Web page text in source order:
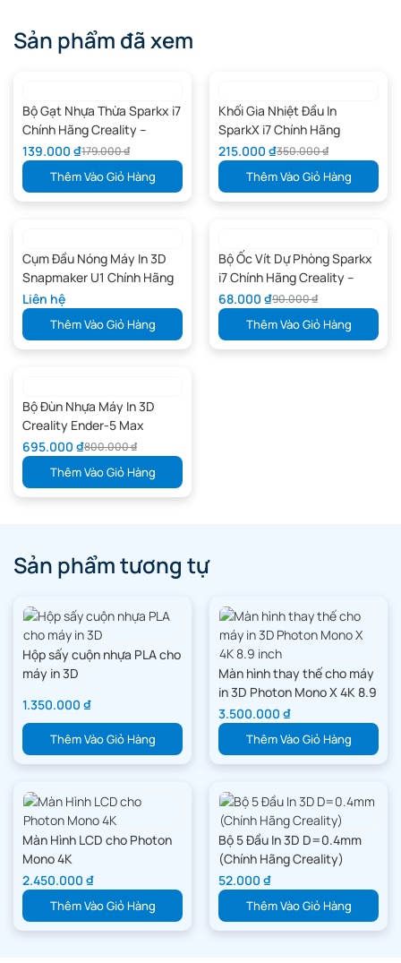
Sản phẩm đã xem
Bộ Gạt Nhựa Thừa Sparkx i7
Chính Hãng Creality –
4004010308179.000₫
139.000 ₫
Thêm Vào Giỏ Hàng
Khối Gia Nhiệt Đầu In
SparkX i7 Chính Hãng
Creality – 4004060038
350.000₫
215.000 ₫
Thêm Vào Giỏ Hàng
Cụm Đầu Nóng Máy In 3D
Snapmaker U1 Chính Hãng
Liên hệ
Thêm Vào Giỏ Hàng
Bộ Ốc Vít Dự Phòng Sparkx
i7 Chính Hãng Creality –
4006020034
90.000₫
68.000 ₫
Thêm Vào Giỏ Hàng
Bộ Đùn Nhựa Máy In 3D
Creality Ender-5 Max
800.000₫
695.000 ₫
Thêm Vào Giỏ Hàng
Sản phẩm tương tự
Hộp sấy cuộn nhựa PLA cho
máy in 3D
1.350.000 ₫
Thêm Vào Giỏ Hàng
Màn hình thay thế cho máy
in 3D Photon Mono X 4K 8.9
inch
3.500.000 ₫
Thêm Vào Giỏ Hàng
Màn Hình LCD cho Photon
Mono 4K
2.450.000 ₫
Thêm Vào Giỏ Hàng
Bộ 5 Đầu In 3D D=0.4mm
(Chính Hãng Creality)
52.000 ₫
Thêm Vào Giỏ Hàng